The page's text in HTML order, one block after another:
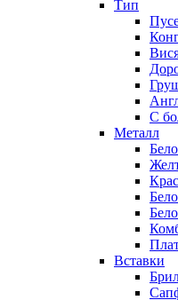
Тип
С
Металл
Вставки